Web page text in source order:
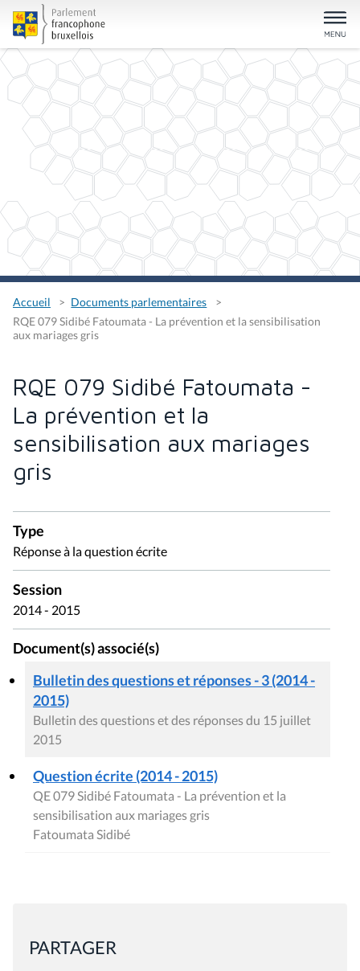
Accueil
Documents parlementaires
RQE 079 Sidibé Fatoumata - La prévention et la sensibilisation
aux mariages gris
RQE 079 Sidibé Fatoumata -
La prévention et la
sensibilisation aux mariages
gris
Type
Réponse à la question écrite
Session
2014 - 2015
Document(s) associé(s)
Bulletin des questions et réponses - 3 (2014 -
2015)
Bulletin des questions et des réponses du 15 juillet
2015
Question écrite (2014 - 2015)
QE 079 Sidibé Fatoumata - La prévention et la
sensibilisation aux mariages gris
Fatoumata Sidibé
PARTAGER